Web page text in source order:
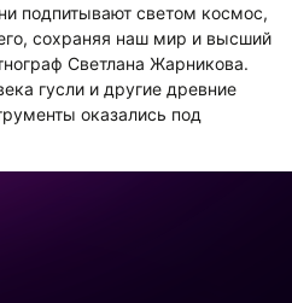
подпитывают светом космос,
сохраняя наш мир и высший
Светлана Жарникова.
гусли и другие древние
оказались под